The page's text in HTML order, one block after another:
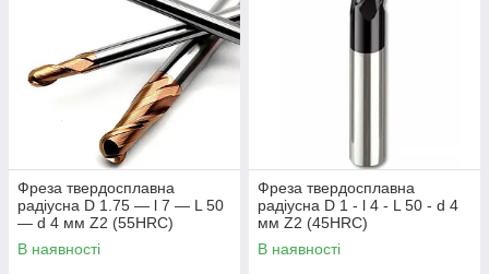
Фреза твердосплавна
радіусна D 1.75 — l 7 — L 50
— d 4 мм Z2 (55HRC)
В наявності
Фреза твердосплавна
радіусна D 1 - l 4 - L 50 - d 4
мм Z2 (45HRC)
В наявності